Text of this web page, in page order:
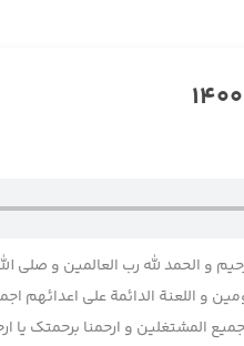
و الحمد لله رب العالمین و صلی
و اللعنة الدائمة علی اعدائهم
المشتغلین و ارحمنا برحمتک یا